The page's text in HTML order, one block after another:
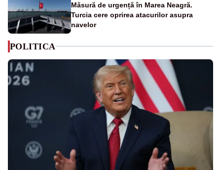
Măsură de urgență în Marea Neagră.
Turcia cere oprirea atacurilor asupra
navelor
POLITICA